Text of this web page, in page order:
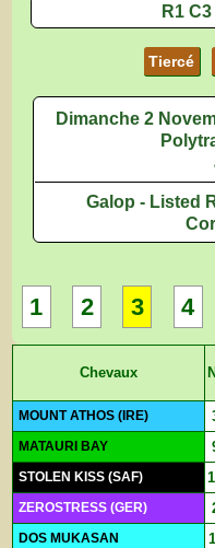
R1
Tiercé
Dimanche 2
Galop - Listed
1 2 3 4
Chevaux
MOUNT ATHOS (IRE)
MATAURI BAY
STOLEN KISS (SAF)
ZEROSTRESS (GER)
DOS MUKASAN